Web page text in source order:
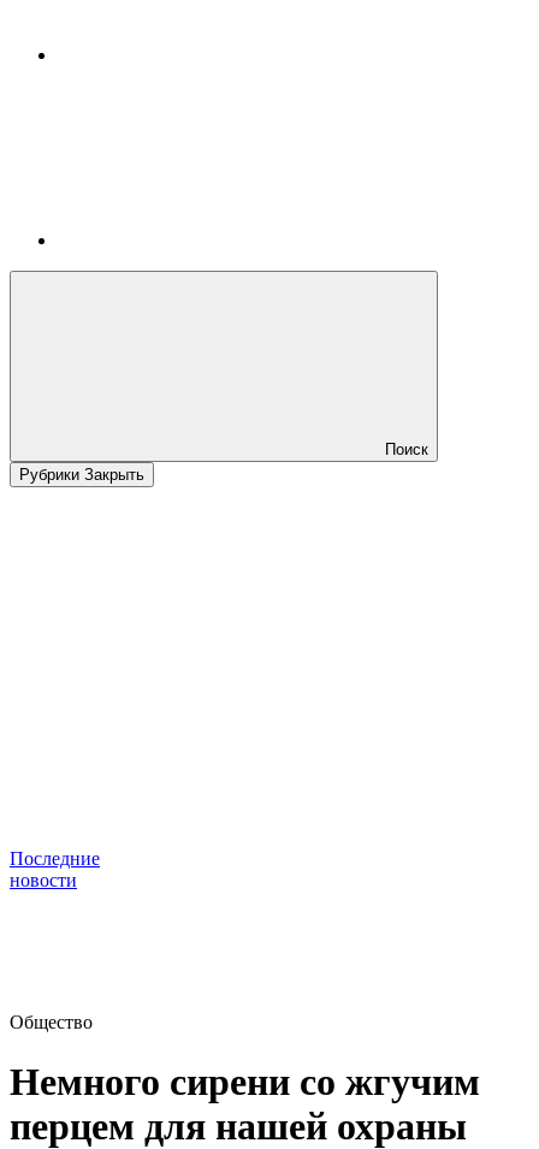
Поиск
Рубрики Закрыть
Последние
новости
Общество
Немного сирени со жгучим
перцем для нашей охраны